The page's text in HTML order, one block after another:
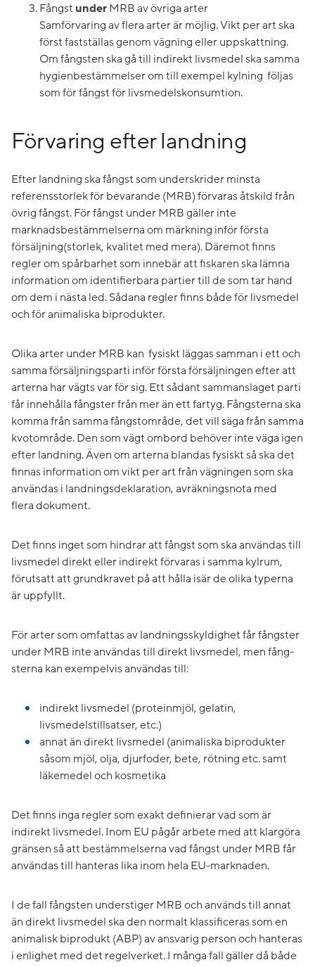
Fångst under MRB av övriga arter
Samförvaring av flera arter är möjlig. Vikt per art ska
först fastställas genom vägning eller uppskattning.
Om fångsten ska gå till indirekt livsmedel ska samma
hygienbestämmelser om till exempel kylning följas
som för fångst för livsmedelskonsumtion.
Förvaring efter landning
Efter landning ska fångst som underskrider minsta
referensstorlek för bevarande (MRB) förvaras åtskild från
övrig fångst. För fångst under MRB gäller inte
marknadsbestämmelserna om märkning inför första
försäljning(storlek, kvalitet med mera). Däremot finns
regler om spårbarhet som innebär att fiskaren ska lämna
information om identifierbara partier till de som tar hand
om dem i nästa led. Sådana regler finns både för livsmedel
och för animaliska biprodukter.
Olika arter under MRB kan fysiskt läggas samman i ett och
samma försäljningsparti inför första för­sälj­ningen efter att
arterna har vägts var för sig. Ett sådant sammanslaget parti
får innehålla fångster från mer än ett fartyg. Fångsterna ska
komma från samma fångstområde, det vill säga från samma
kvotområde. Den som vägt ombord behöver inte väga igen
efter landning. Även om arterna blandas fysiskt så ska det
finnas information om vikt per art från vägningen som ska
användas i landningsdeklaration, avräkningsnota med
flera dokument.
Det finns inget som hindrar att fångst som ska användas till
livsmedel direkt eller indirekt förvaras i samma kylrum,
förutsatt att grundkravet på att hålla isär de olika typerna
är uppfyllt.
För arter som omfattas av land­nings­skyldighet får fångster
under MRB inte användas till direkt livsmedel, men fång­
ster­­na kan exempelvis användas till:
indirekt livsmedel (proteinmjöl, gelatin,
livsmedelstillsatser, etc.)
annat än direkt livsmedel (animaliska biprodukter
såsom mjöl, olja, djurfoder, bete, rötning etc. samt
läkemedel och kosmetika
Det finns inga regler som exakt definierar vad som är
indirekt livsmedel. Inom EU pågår arbete med att klargöra
gränsen så att bestämmelserna vad fångst under MRB får
användas till hanteras lika inom hela EU-marknaden.
I de fall fångsten understiger MRB och används till annat
än direkt livsmedel ska den normalt klassificeras som en
animalisk biprodukt (ABP) av ansvarig person och hanteras
i enlighet med det regelverket. I många fall gäller då både